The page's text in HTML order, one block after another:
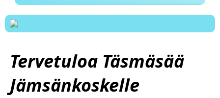
Tervetuloa Täsmäsää
Jämsänkoskelle